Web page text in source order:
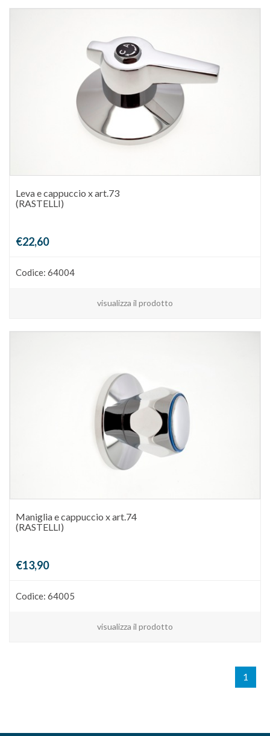
Leva e cappuccio x art.73
(RASTELLI)
€22,60
Codice: 64004
visualizza il prodotto
Maniglia e cappuccio x art.74
(RASTELLI)
€13,90
Codice: 64005
visualizza il prodotto
1